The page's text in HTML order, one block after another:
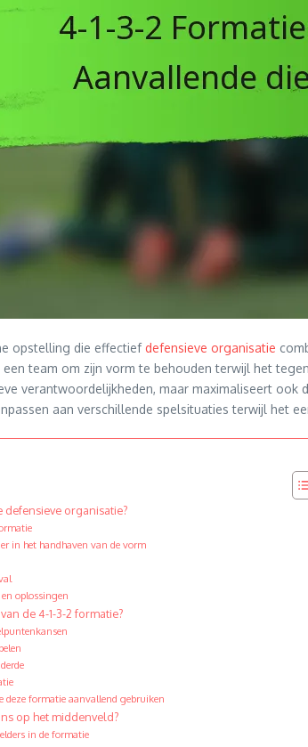
opstelling die effectiefdefensieve organisatie
team om zijn vorm te behouden terwijl het
verantwoordelijkheden, maar maximaliseert
aan verschillende spelsituaties terwijl het
defensieve organisatie?
in het handhaven van de vorm
oplossingen
de 4-1-3-2 formatie?
deze formatie aanvallend gebruiken
op het middenveld?
in de formatie